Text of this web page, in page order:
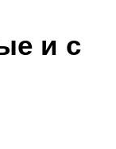
и с